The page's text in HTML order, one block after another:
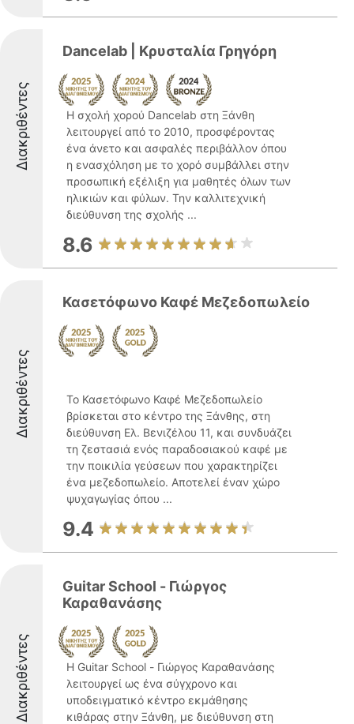
Διακριθέντες
Dancelab | Κρυσταλία Γρηγόρη
Η σχολή χορού Dancelab στη Ξάνθη
λειτουργεί από το 2010, προσφέροντας
ένα άνετο και ασφαλές περιβάλλον όπου
η ενασχόληση με το χορό συμβάλλει στην
προσωπική εξέλιξη για μαθητές όλων των
ηλικιών και φύλων. Την καλλιτεχνική
διεύθυνση της σχολής ...
8.6
Διακριθέντες
Κασετόφωνο Καφέ Μεζεδοπωλείο
Το Κασετόφωνο Καφέ Μεζεδοπωλείο
βρίσκεται στο κέντρο της Ξάνθης, στη
διεύθυνση Ελ. Βενιζέλου 11, και συνδυάζει
τη ζεστασιά ενός παραδοσιακού καφέ με
την ποικιλία γεύσεων που χαρακτηρίζει
ένα μεζεδοπωλείο. Αποτελεί έναν χώρο
ψυχαγωγίας όπου ...
9.4
Διακριθέντες
Guitar School - Γιώργος
Καραθανάσης
Η Guitar School - Γιώργος Καραθανάσης
λειτουργεί ως ένα σύγχρονο και
υποδειγματικό κέντρο εκμάθησης
κιθάρας στην Ξάνθη, με διεύθυνση στη